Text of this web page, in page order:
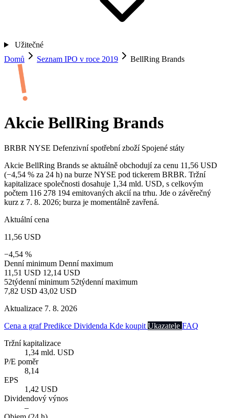
Užitečné
Domů
Seznam IPO v roce 2019 BellRing Brands
Akcie BellRing Brands
BRBR NYSE Defenzivní spotřební zboží Spojené státy
Akcie BellRing Brands se aktuálně obchodují za cenu 11,56 USD
(−4,54 % za 24 h) na burze NYSE pod tickerem BRBR. Tržní
kapitalizace společnosti dosahuje 1,34 mld. USD, s celkovým
počtem 116 278 194 emitovaných akcií na trhu. Jde o závěrečný
kurz z 7. 8. 2026; burza je momentálně zavřená.
Aktuální cena
11,56 USD
−4,54 %
Denní minimum Denní maximum
11,51 USD 12,14 USD
52týdenní minimum 52týdenní maximum
7,82 USD 43,02 USD
Aktualizace 7. 8. 2026
Cena a grafPredikce Dividenda Kde koupit Ukazatele FAQ
Tržní kapitalizace
1,34 mld. USD
P/E poměr
8,14
EPS
1,42 USD
Dividendový výnos
–